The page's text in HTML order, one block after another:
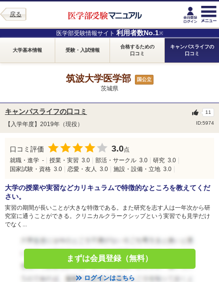
戻る
医学部受験情報サイト 利用者数No.1※
大学基本情報 受験・入試情報
合格するための
口コミ
キャンパスライフの
口コミ
筑波大学医学部 国公立
茨城県
キャンパスライフの口コミ
【入学年度】2019年（現役） ID:5974
11
口コミ評価 3.0点
就職・進学 - 授業・実習 3.0 部活・サークル 3.0 研究 3.0
国家試験・資格 3.0 恋愛・友人 3.0 施設・設備・立地 3.0
大学の授業や実習などカリキュラムで特徴的なところを教えてくだ
さい。
実習の期間が長いことが大きな特徴である。また研究を志す人は一年次から研
究室に通うことができる。クリニカルクラークシップという実習でも見学だけ
でなく...
まずは会員登録（無料）
ログインはこちら